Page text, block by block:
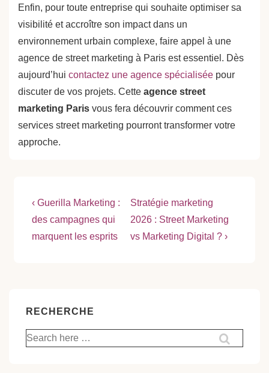
Enfin, pour toute entreprise qui souhaite optimiser sa
visibilité et accroître son impact dans un
environnement urbain complexe, faire appel à une
agence de street marketing à Paris est essentiel. Dès
aujourd’hui contactez une agence spécialisée pour
discuter de vos projets. Cette agence street
marketing Paris vous fera découvrir comment ces
services street marketing pourront transformer votre
approche.
Navigation
de
l’article
Previous
Post
is
‹ Guerilla Marketing :
des campagnes qui
marquent les esprits
Next
Post
is
Stratégie marketing
2026 : Street Marketing
vs Marketing Digital ? ›
RECHERCHE
Recherche
pour: